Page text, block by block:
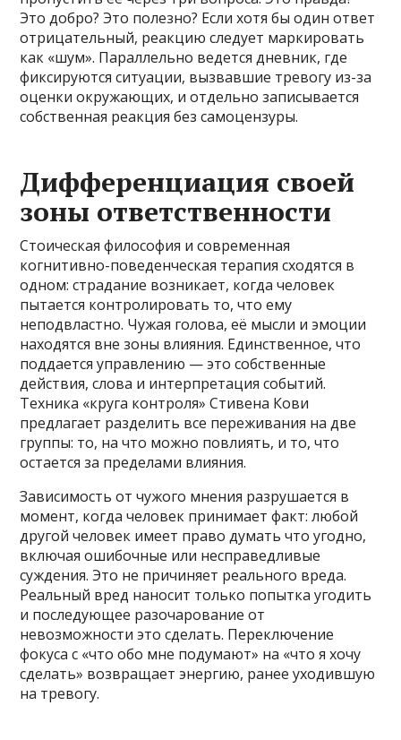
Это добро? Это полезно? Если хотя бы один ответ
отрицательный, реакцию следует маркировать
как «шум». Параллельно ведется дневник, где
фиксируются ситуации, вызвавшие тревогу из-за
оценки окружающих, и отдельно записывается
собственная реакция без самоцензуры.
Дифференциация своей
зоны ответственности
Стоическая философия и современная
когнитивно-поведенческая терапия сходятся в
одном: страдание возникает, когда человек
пытается контролировать то, что ему
неподвластно. Чужая голова, её мысли и эмоции
находятся вне зоны влияния. Единственное, что
поддается управлению — это собственные
действия, слова и интерпретация событий.
Техника «круга контроля» Стивена Кови
предлагает разделить все переживания на две
группы: то, на что можно повлиять, и то, что
остается за пределами влияния.
Зависимость от чужого мнения разрушается в
момент, когда человек принимает факт: любой
другой человек имеет право думать что угодно,
включая ошибочные или несправедливые
суждения. Это не причиняет реального вреда.
Реальный вред наносит только попытка угодить
и последующее разочарование от
невозможности это сделать. Переключение
фокуса с «что обо мне подумают» на «что я хочу
сделать» возвращает энергию, ранее уходившую
на тревогу.